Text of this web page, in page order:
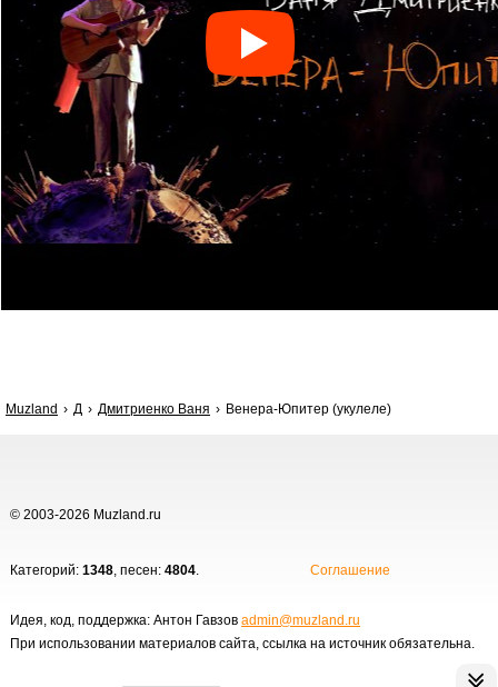
Muzland Д Дмитриенко Ваня Венера-Юпитер (укулеле)
© 2003-2026 Muzland.ru
Категорий: 1348, песен: 4804. Соглашение
Идея, код, поддержка: Антон Гавзов admin@muzland.ru
При использовании материалов сайта, ссылка на источник обязательна.